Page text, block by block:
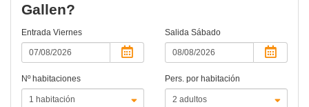
Gallen?
Entrada Viernes Salida Sábado
Nº habitaciones Pers. por habitación